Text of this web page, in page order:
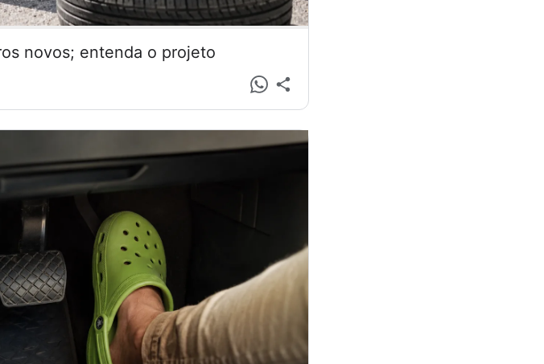
novos; entenda o projeto